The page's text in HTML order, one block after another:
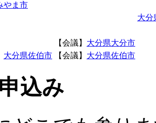
やま市
大分
【会議】 大分県大分市
大分県佐伯市 【会議】 大分県佐伯市
込み